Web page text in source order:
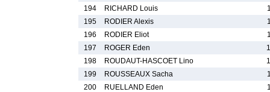
194
RICHARD Louis
195
RODIER Alexis
196
RODIER Eliot
197
ROGER Eden
198
ROUDAUT-HASCOET Lino
199
ROUSSEAUX Sacha
200
RUELLAND Eden